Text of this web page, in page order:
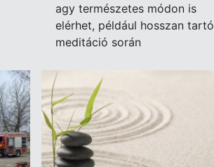
agy természetes módon is
elérhet, például hosszan tartó
meditáció során